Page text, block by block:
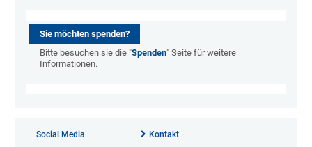
Sie möchten spenden?
Bitte besuchen sie die "Spenden" Seite für weitere
Informationen.
Social Media Kontakt